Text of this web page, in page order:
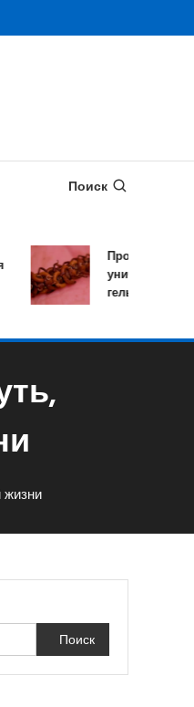
Поиск
уничтожает более
гельминтов за
Поиск